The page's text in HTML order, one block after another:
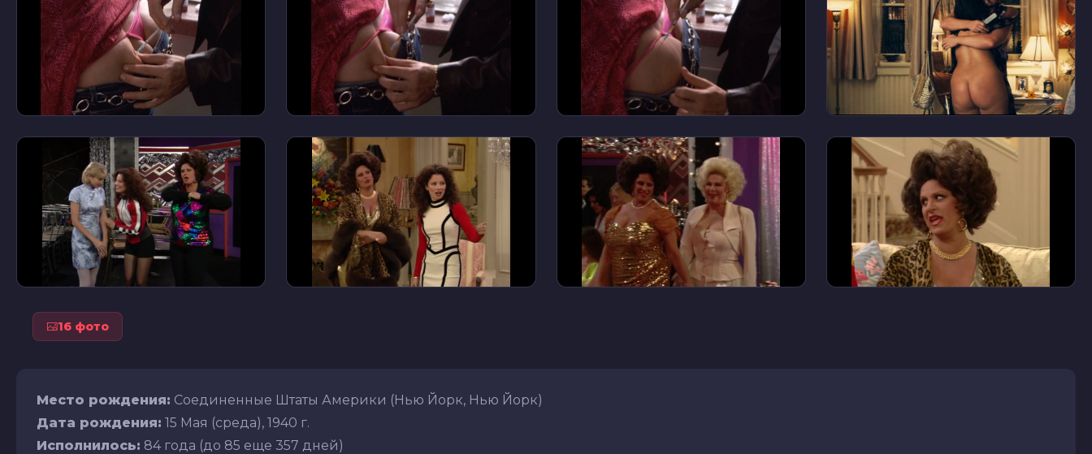
16 фото
Место рождения: Соединенные Штаты Америки (Нью Йорк, Нью Йорк)
Дата рождения: 15 Мая (среда), 1940 г.
Исполнилось: 84 года (до 85 еще 357 дней)